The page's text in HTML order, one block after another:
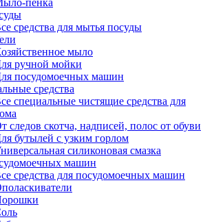
пенка
средства для мытья посуды
мыло
ручной мойки
посудомоечных машин
средства
специальные чистящие средства для
следов скотча, надписей, полос от обуви
бутылей с узким горлом
силиконовая смазка
машин
средства для посудомоечных машин